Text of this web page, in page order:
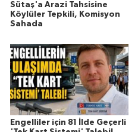
Sütaş'a Arazi Tahsisine
Köylüler Tepkili, Komisyon
Sahada
Engelliler için 81 İlde Geçerli